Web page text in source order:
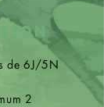
de 6J/5N
2